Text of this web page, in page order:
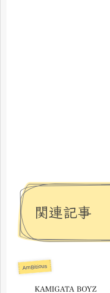
関連記事
AmBitious